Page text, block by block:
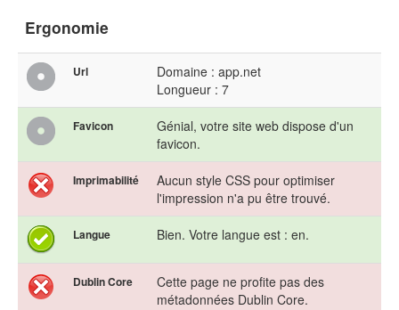
Ergonomie
Url
Domaine : app.net
Longueur : 7
Favicon
Génial, votre site web dispose d'un
favicon.
Imprimabilité
Aucun style CSS pour optimiser
l'impression n'a pu être trouvé.
Langue Bien. Votre langue est : en.
Dublin Core
Cette page ne profite pas des
métadonnées Dublin Core.